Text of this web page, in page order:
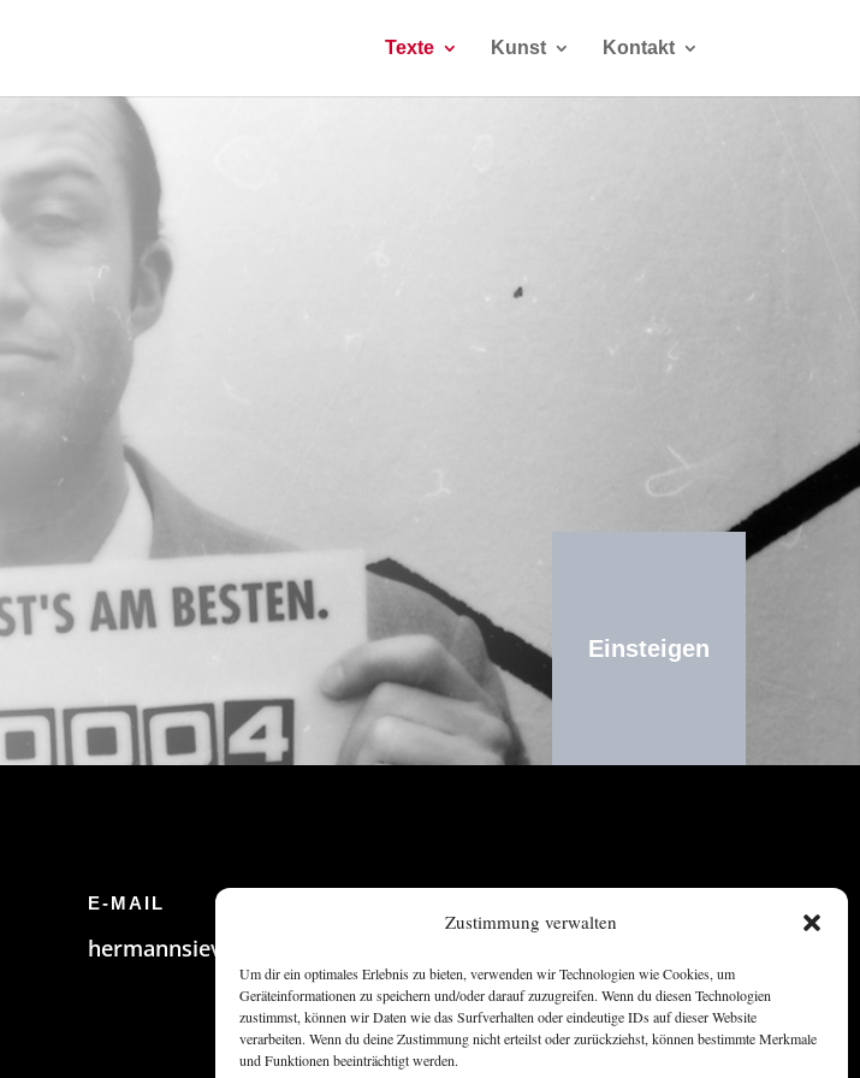
Zustimmung verwalten
Um dir ein optimales Erlebnis zu bieten, verwenden wir Technologien wie Cookies, um
Geräteinformationen zu speichern und/oder darauf zuzugreifen. Wenn du diesen Technologien
zustimmst, können wir Daten wie das Surfverhalten oder eindeutige IDs auf dieser Website
verarbeiten. Wenn du deine Zustimmung nicht erteilst oder zurückziehst, können bestimmte Merkmale
und Funktionen beeinträchtigt werden.
Texte Kunst Kontakt
Einsteigen
E-MAIL
hermannsievers@web.de